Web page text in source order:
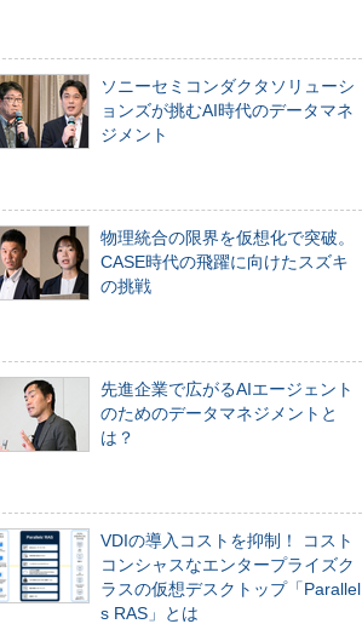
ソニーセミコンダクタソリューシ
ョンズが挑むAI時代のデータマネ
ジメント
物理統合の限界を仮想化で突破。
CASE時代の飛躍に向けたスズキ
の挑戦
先進企業で広がるAIエージェント
のためのデータマネジメントと
は？
VDIの導入コストを抑制！ コスト
コンシャスなエンタープライズク
ラスの仮想デスクトップ「Parallel
s RAS」とは